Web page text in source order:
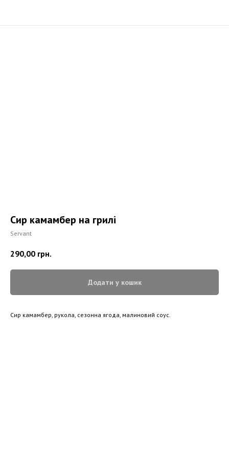
Сир камамбер на грилі
Servant
290,00 грн.
Додати у кошик
Сир камамбер, рукола, сезонна ягода, малиновий соус.